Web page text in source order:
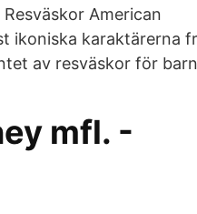
American
ikoniska karaktärerna
av resväskor för
mfl. -